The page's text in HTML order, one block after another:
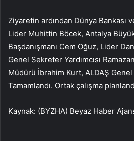
Ziyaretin ardından Dünya Bankası
Lider Muhittin Böcek, Antalya
Başdanışmanı Cem Oğuz, Lider
Genel Sekreter Yardımcısı
Müdürü İbrahim Kurt, ALDAŞ
Tamamlandı. Ortak çalışma
Kaynak: (BYZHA) Beyaz Haber